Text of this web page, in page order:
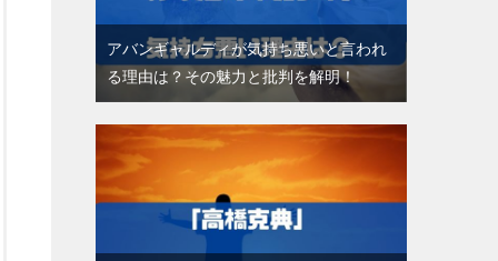
アバンギャルディが気持ち悪いと言われ
る理由は？その魅力と批判を解明！